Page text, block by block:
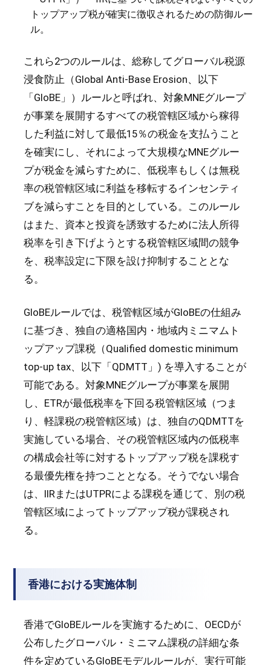
トップアップ税が確実に徴収されるための防御ルー
ル。
これら2つのルールは、総称してグローバル税源
浸食防止（Global Anti-Base Erosion、以下
「GloBE」）ルールと呼ばれ、対象MNEグループ
が事業を展開するすべての税管轄区域から稼得
した利益に対して最低15％の税金を支払うこと
を確実にし、それによって大規模なMNEグルー
プが税金を減らすために、低税率もしくは無税
率の税管轄区域に利益を移転するインセンティ
ブを減らすことを目的としている。このルール
はまた、資本と投資を誘致するために法人所得
税率を引き下げようとする税管轄区域間の競争
を、税率設定に下限を設け抑制することとな
る。
GloBEルールでは、税管轄区域がGloBEの仕組み
に基づき、独自の適格国内・地域内ミニマムト
ップアップ課税（Qualified domestic minimum
top-up tax、以下「QDMTT」) を導入することが
可能である。対象MNEグループが事業を展開
し、ETRが最低税率を下回る税管轄区域（つま
り、軽課税の税管轄区域）は、独自のQDMTTを
実施している場合、その税管轄区域内の低税率
の構成会社等に対するトップアップ税を課税す
る最優先権を持つこととなる。そうでない場合
は、IIRまたはUTPRによる課税を通じて、別の税
管轄区域によってトップアップ税が課税され
る。
香港における実施体制
香港でGloBEルールを実施するために、OECDが
公布したグローバル・ミニマム課税の詳細な条
件を定めているGloBEモデルルールが、実行可能